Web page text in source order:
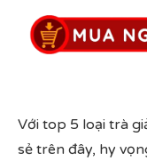
Với top 5 loại trà
sẻ trên đây, hy